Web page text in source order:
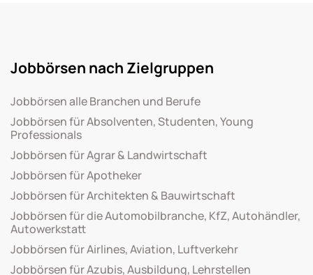
Jobbörsen nach Zielgruppen
Jobbörsen alle Branchen und Berufe
Jobbörsen für Absolventen, Studenten, Young
Professionals
Jobbörsen für Agrar & Landwirtschaft
Jobbörsen für Apotheker
Jobbörsen für Architekten & Bauwirtschaft
Jobbörsen für die Automobilbranche, KfZ, Autohändler,
Autowerkstatt
Jobbörsen für Airlines, Aviation, Luftverkehr
Jobbörsen für Azubis, Ausbildung, Lehrstellen